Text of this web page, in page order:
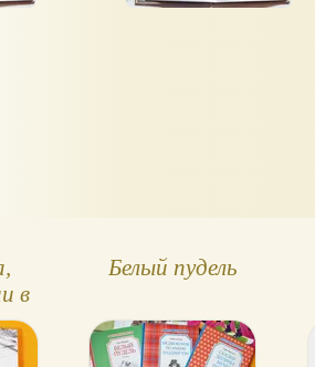
в
Белый пудель